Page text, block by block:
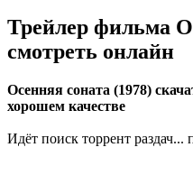
Трейлер фильма
смотреть онлайн
Осенняя соната (1978)
хорошем качестве
Идёт поиск торрент